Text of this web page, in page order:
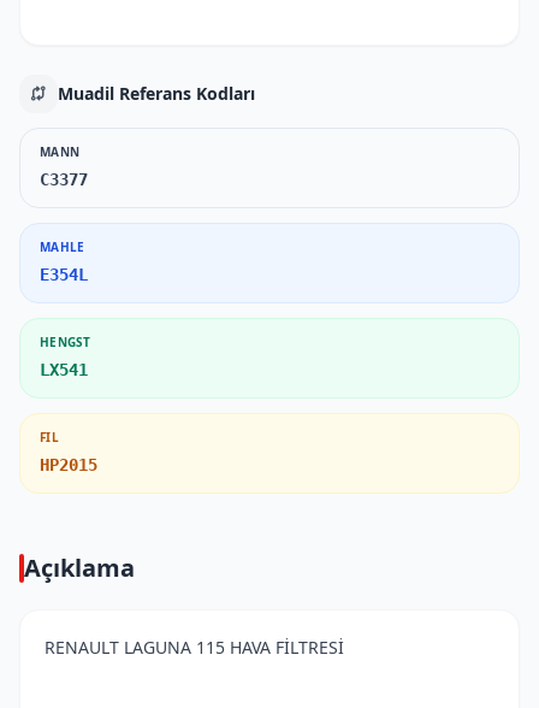
Muadil Referans Kodları
MANN
C3377
MAHLE
E354L
HENGST
LX541
FIL
HP2015
Açıklama
RENAULT LAGUNA 115 HAVA FİLTRESİ